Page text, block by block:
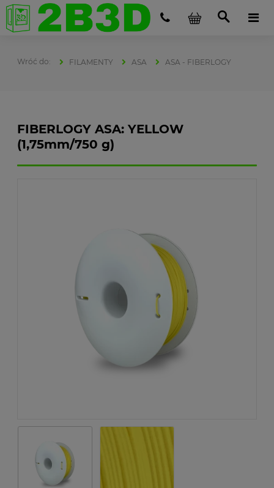
FILAMENTY ASA ASA - FIBERLOGY
FIBERLOGY ASA: YELLOW
(1,75mm/750 g)